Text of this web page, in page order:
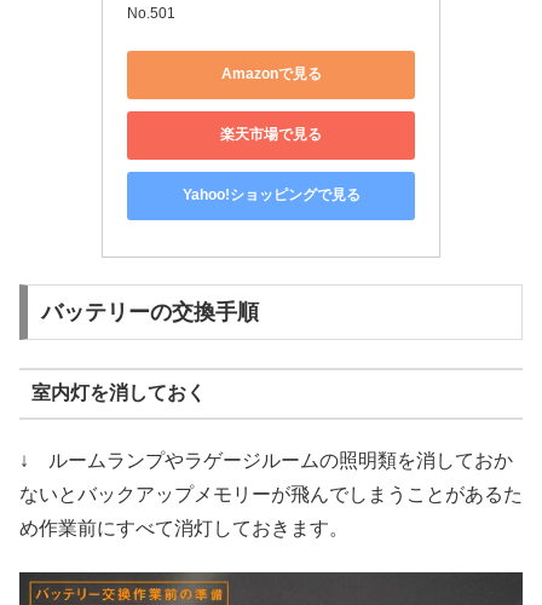
No.501
Amazonで見る
楽天市場で見る
Yahoo!ショッピングで見る
バッテリーの交換手順
室内灯を消しておく
↓ ルームランプやラゲージルームの照明類を消しておか
ないとバックアップメモリーが飛んでしまうことがあるた
め作業前にすべて消灯しておきます。